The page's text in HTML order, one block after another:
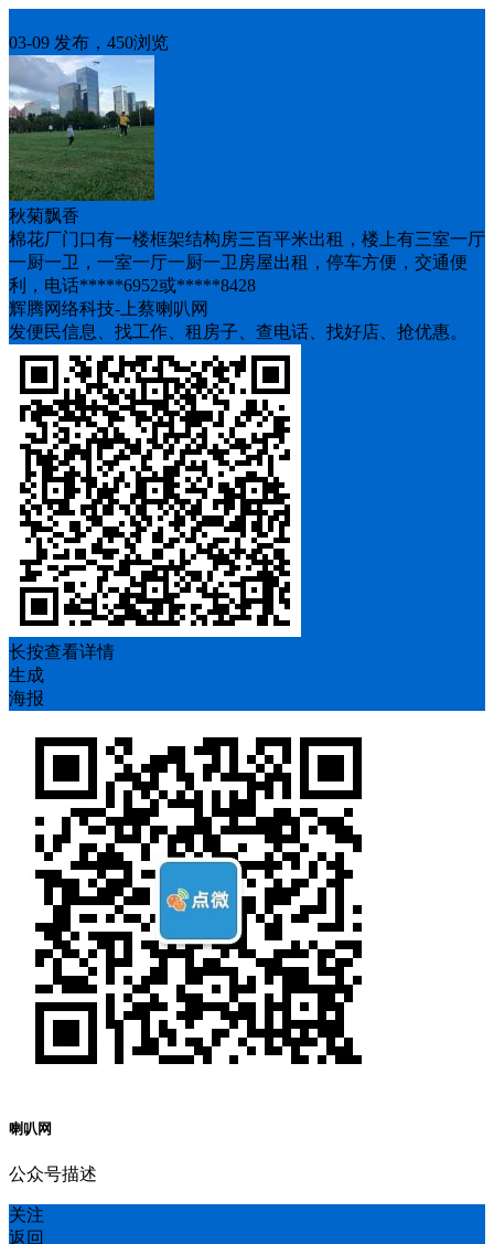
03-09 发布，450浏览
秋菊飘香
棉花厂门口有一楼框架结构房三百平米出租，楼上有三室一厅
一厨一卫，一室一厅一厨一卫房屋出租，停车方便，交通便
利，电话*****6952或*****8428
辉腾网络科技-上蔡喇叭网
发便民信息、找工作、租房子、查电话、找好店、抢优惠。
长按查看详情
生成
海报
喇叭网
公众号描述
关注
返回